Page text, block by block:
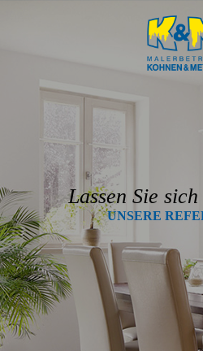
Lassen Sie
UNSERE